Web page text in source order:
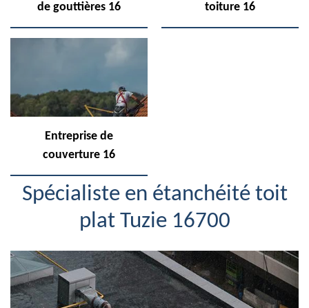
de gouttières 16
toiture 16
Entreprise de
couverture 16
Spécialiste en étanchéité toit
plat Tuzie 16700